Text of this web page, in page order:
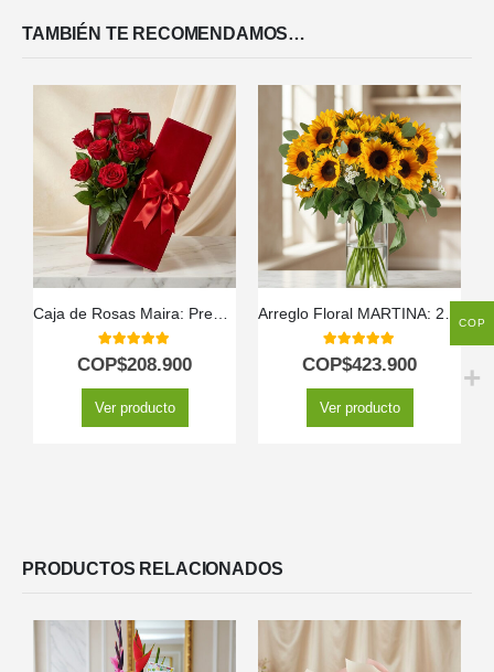
TAMBIÉN TE RECOMENDAMOS…
5.00out of 5
COP$208.900
Ver producto
5.00out of 5
COP$423.900
Ver producto
PRODUCTOS RELACIONADOS
COP